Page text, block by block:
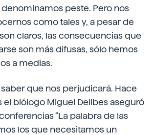
peste. Pero nos
como tales y, a pesar de
claros, las consecuencias que
son más difusas, sólo hemos
a medias.
que nos perjudicará. Hace
el biólogo Miguel Delibes aseguró
“La palabra de las
los que necesitamos un